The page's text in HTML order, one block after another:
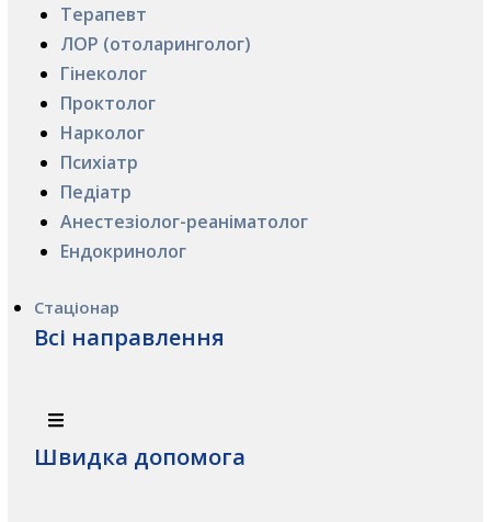
Терапевт
ЛОР (отоларинголог)
Гінеколог
Проктолог
Нарколог
Психіатр
Педіатр
Анестезіолог-реаніматолог
Ендокринолог
Стаціонар
Всі направлення
Швидка допомога